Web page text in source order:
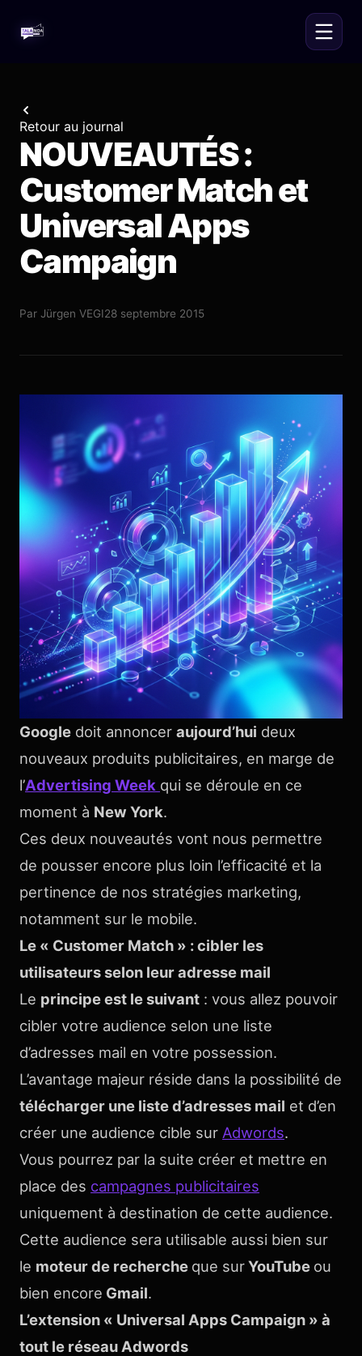
Retour au journal
NOUVEAUTÉS :
Customer Match et
Universal Apps
Campaign
Par Jürgen VEGI28 septembre 2015
Google doit annoncer aujourd’hui deux
nouveaux produits publicitaires, en marge de
l’Advertising Week qui se déroule en ce
moment à New York.
Ces deux nouveautés vont nous permettre
de pousser encore plus loin l’efficacité et la
pertinence de nos stratégies marketing,
notamment sur le mobile.
Le « Customer Match » : cibler les
utilisateurs selon leur adresse mail
Le principe est le suivant : vous allez pouvoir
cibler votre audience selon une liste
d’adresses mail en votre possession.
L’avantage majeur réside dans la possibilité de
télécharger une liste d’adresses mail et d’en
créer une audience cible sur Adwords.
Vous pourrez par la suite créer et mettre en
place des campagnes publicitaires
uniquement à destination de cette audience.
Cette audience sera utilisable aussi bien sur
le moteur de recherche que surYouTube ou
bien encore Gmail.
L’extension « Universal Apps Campaign » à
tout le réseau Adwords